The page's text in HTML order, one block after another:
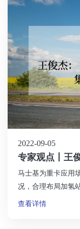
2022-09-05
专家观点丨王
集装箱重卡的
马士基为重卡应用
况，合理布局加氢
加绿氢供应，降低
查看详情